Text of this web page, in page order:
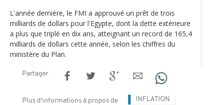
L'année dernière, le FMI a approuvé un prêt de trois
milliards de dollars pour l'Egypte, dont la dette extérieure
a plus que triplé en dix ans, atteignant un record de 165,4
milliards de dollars cette année, selon les chiffres du
ministère du Plan.
Partager
Plus d'informations à propos de INFLATION